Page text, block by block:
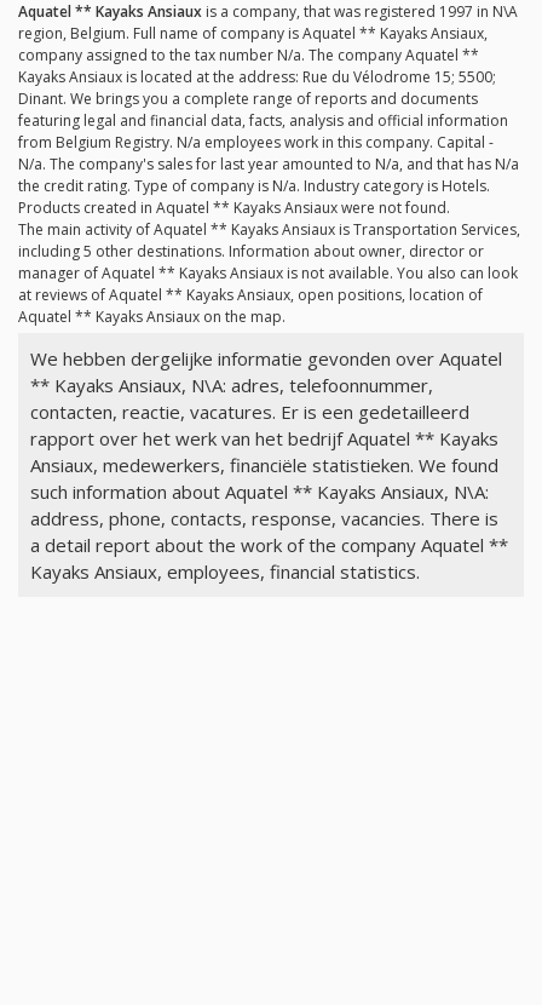
Aquatel ** Kayaks Ansiaux is a company, that was registered 1997 in N\A
region, Belgium. Full name of company is Aquatel ** Kayaks Ansiaux,
company assigned to the tax number N/a. The company Aquatel **
Kayaks Ansiaux is located at the address: Rue du Vélodrome 15; 5500;
Dinant. We brings you a complete range of reports and documents
featuring legal and financial data, facts, analysis and official information
from Belgium Registry. N/a employees work in this company. Capital -
N/a. The company's sales for last year amounted to N/a, and that has N/a
the credit rating. Type of company is N/a. Industry category is Hotels.
Products created in Aquatel ** Kayaks Ansiaux were not found.
The main activity of Aquatel ** Kayaks Ansiaux is Transportation Services,
including 5 other destinations. Information about owner, director or
manager of Aquatel ** Kayaks Ansiaux is not available. You also can look
at reviews of Aquatel ** Kayaks Ansiaux, open positions, location of
Aquatel ** Kayaks Ansiaux on the map.
We hebben dergelijke informatie gevonden over Aquatel
** Kayaks Ansiaux, N\A: adres, telefoonnummer,
contacten, reactie, vacatures. Er is een gedetailleerd
rapport over het werk van het bedrijf Aquatel ** Kayaks
Ansiaux, medewerkers, financiële statistieken. We found
such information about Aquatel ** Kayaks Ansiaux, N\A:
address, phone, contacts, response, vacancies. There is
a detail report about the work of the company Aquatel **
Kayaks Ansiaux, employees, financial statistics.